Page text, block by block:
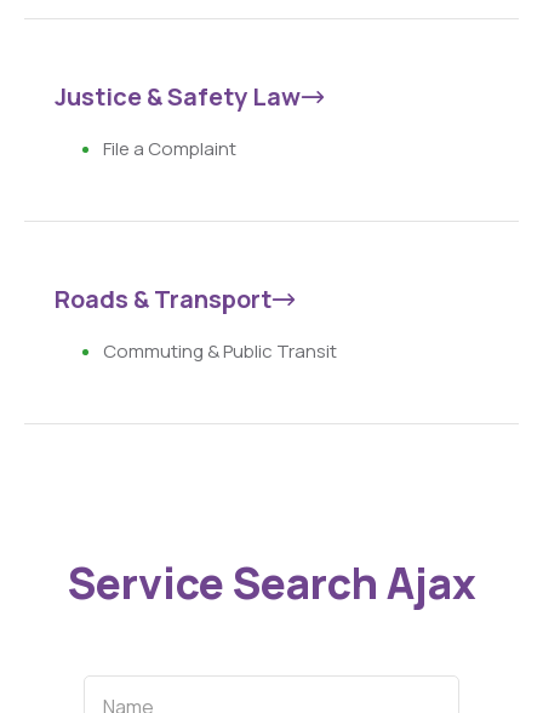
Justice & Safety Law
File a Complaint
Roads & Transport
Commuting & Public Transit
Service Search Ajax
Name